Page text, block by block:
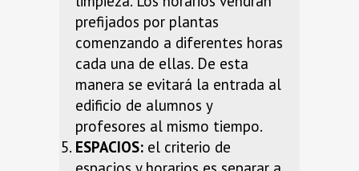
prefijados por plantas
comenzando a diferentes horas
cada una de ellas. De esta
manera se evitará la entrada al
edificio de alumnos y
profesores al mismo tiempo.
ESPACIOS: el criterio de